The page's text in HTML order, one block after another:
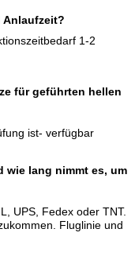
Anlaufzeit?
1-2
für geführten hellen
ist- verfügbar
wie lang nimmt es, um
UPS, Fedex oder TNT.
Fluglinie und